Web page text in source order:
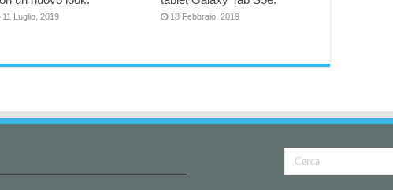
11 Luglio, 2019 18 Febbraio, 2019